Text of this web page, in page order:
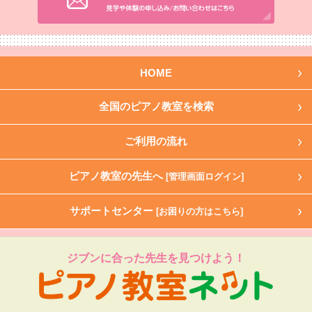
HOME
全国のピアノ教室を検索
ご利用の流れ
ピアノ教室の先生へ [管理画面ログイン]
サポートセンター [お困りの方はこちら]
ジブンに合った先生を見つけよう！